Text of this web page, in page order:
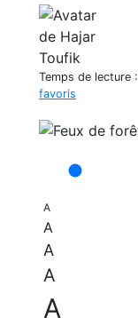
Temps de lecture :
favoris
A
A
A
A
A